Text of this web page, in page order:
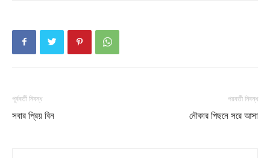
পূর্ববর্তী নিবন্ধ
সবার প্রিয় বিন
পরবর্তী নিবন্ধ
নৌকার পিছনে সরে আসা